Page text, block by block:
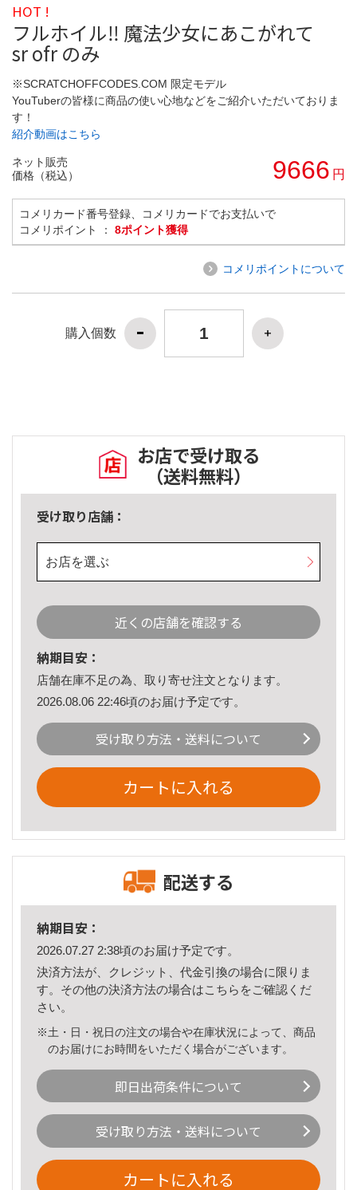
HOT !
フルホイル‼️ 魔法少女にあこがれて
sr ofr のみ
※SCRATCHOFFCODES.COM 限定モデル
YouTuberの皆様に商品の使い心地などをご紹介いただいておりま
す！
紹介動画はこちら
ネット販売
価格（税込）
9666 円
コメリカード番号登録、コメリカードでお支払いで
コメリポイント ： 8ポイント獲得
コメリポイントについて
購入個数
お店で受け取る
（送料無料）
受け取り店舗：
お店を選ぶ
近くの店舗を確認する
納期目安：
店舗在庫不足の為、取り寄せ注文となります。
2026.08.06 22:46頃のお届け予定です。
受け取り方法・送料について
カートに入れる
配送する
納期目安：
2026.07.27 2:38頃のお届け予定です。
決済方法が、クレジット、代金引換の場合に限りま
す。その他の決済方法の場合はこちら をご確認くだ
さい。
※土・日・祝日の注文の場合や在庫状況によって、商品
のお届けにお時間をいただく場合がございます。
即日出荷条件について
受け取り方法・送料について
カートに入れる